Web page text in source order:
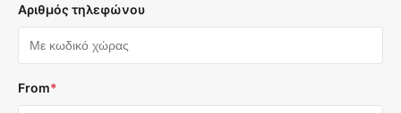
Αριθμός τηλεφώνου
From*